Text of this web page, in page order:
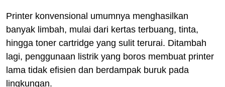
Printer konvensional umumnya menghasilkan
banyak limbah, mulai dari kertas terbuang, tinta,
hingga toner cartridge yang sulit terurai. Ditambah
lagi, penggunaan listrik yang boros membuat printer
lama tidak efisien dan berdampak buruk pada
lingkungan.